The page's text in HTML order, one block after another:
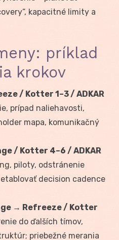
kapacitné limity a
príklad
krokov
/ Kotter 1–3 / ADKAR
prípad naliehavosti,
mapa, komunikačný
/ Kotter 4–6 / ADKAR
piloty, odstránenie
decision cadence
→ Refreeze / Kotter
do ďalších tímov,
priebežné merania